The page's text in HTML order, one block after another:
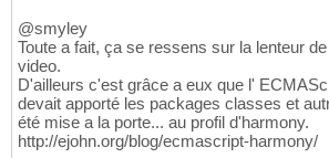
@smyley
Toute a fait, ça se ressens sur la lenteur
video.
D'ailleurs c'est grâce a eux que l'
devait apporté les packages classes et
été mise a la porte... au profil d'harmony.
http://ejohn.org/blog/ecmascript-harmony/